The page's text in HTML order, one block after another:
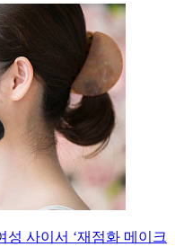
성 사이서 ‘재점화 메이크